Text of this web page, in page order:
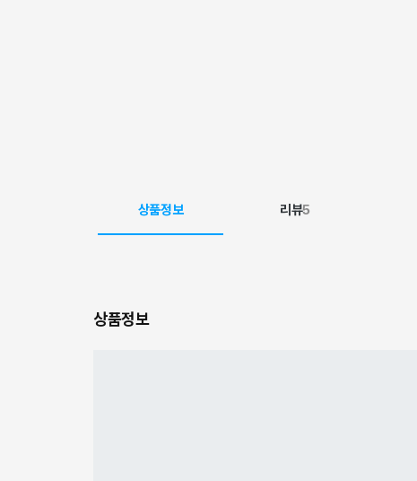
상품정보 리뷰5
상품정보